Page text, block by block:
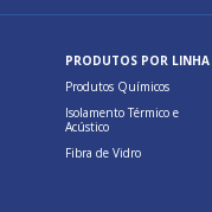
PRODUTOS POR LINHA
Produtos Químicos
Isolamento Térmico e
Acústico
Fibra de Vidro